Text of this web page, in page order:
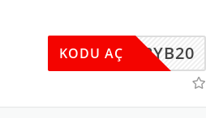
DV2YB20
KODU AÇ